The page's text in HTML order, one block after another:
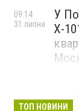
У
Х-
09:14
31 липня
ТОП НОВИНИ